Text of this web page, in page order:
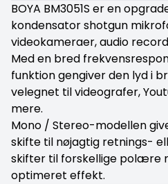
BOYA BM3051S er en
kondensator shotgun
videokameraer, audio
Med en bred
funktion gengiver den lyd i
velegnet til videografer,
mere.
Mono / Stereo-modellen
skifte til nøjagtig retnings-
skifter til forskellige polære
optimeret effekt.